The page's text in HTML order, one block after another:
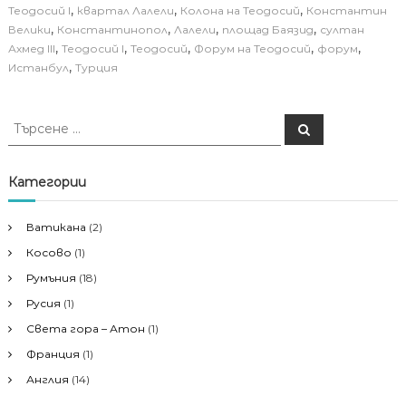
Теодосий I, квартал Лалели, Колона на Теодосий, Константин
Велики, Константинопол, Лалели, площад Баязид, султан
Ахмед III, Теодосий I, Теодосий, Форум на Теодосий, форум,
Истанбул, Турция
Т
с
е
е
з
а
Т
ъ
е
Категории
Ватикана (2)
Косово (1)
Румъния (18)
Русия (1)
Света гора – Атон (1)
Франция (1)
Англия (14)